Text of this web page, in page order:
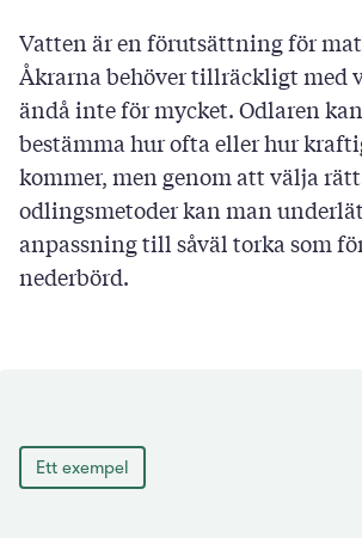
Vatten är en förutsättning för
Åkrarna behöver tillräckligt med
ändå inte för mycket. Odlaren
bestämma hur ofta eller hur
kommer, men genom att välja rätt
odlingsmetoder kan man
anpassning till såväl torka som
nederbörd.
Ett exempel